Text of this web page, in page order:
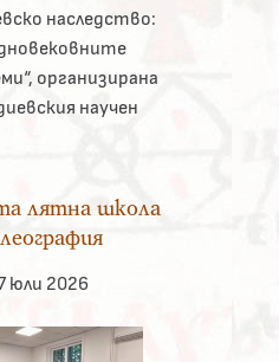
наследство:
организирана
научен
лятна школа
юли 2026